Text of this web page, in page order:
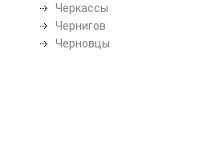
Черкассы
Чернигов
Черновцы